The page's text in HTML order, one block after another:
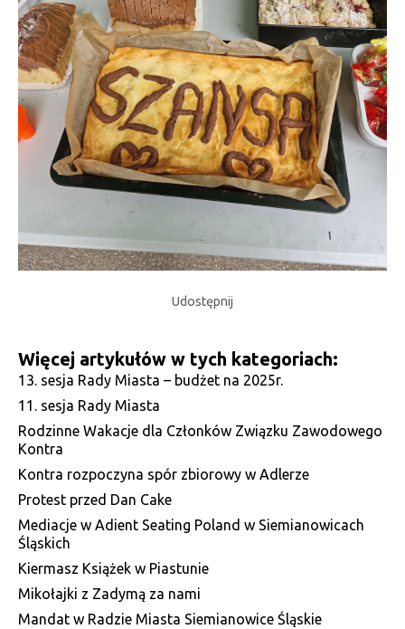
Udostępnij
Więcej artykułów w tych kategoriach:
13. sesja Rady Miasta – budżet na 2025r.
11. sesja Rady Miasta
Rodzinne Wakacje dla Członków Związku Zawodowego
Kontra
Kontra rozpoczyna spór zbiorowy w Adlerze
Protest przed Dan Cake
Mediacje w Adient Seating Poland w Siemianowicach
Śląskich
Kiermasz Książek w Piastunie
Mikołajki z Zadymą za nami
Mandat w Radzie Miasta Siemianowice Śląskie